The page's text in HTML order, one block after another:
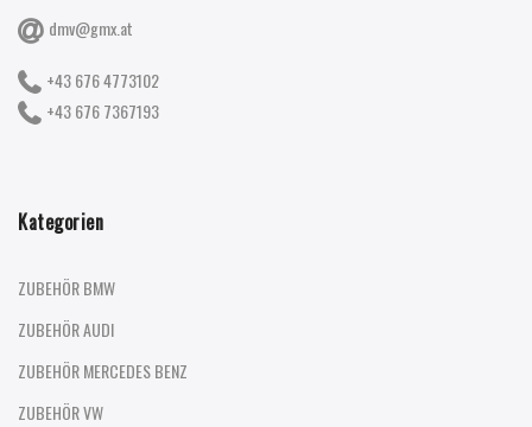
dmv@gmx.at
+43 676 4773102
+43 676 7367193
Kategorien
ZUBEHÖR BMW
ZUBEHÖR AUDI
ZUBEHÖR MERCEDES BENZ
ZUBEHÖR VW